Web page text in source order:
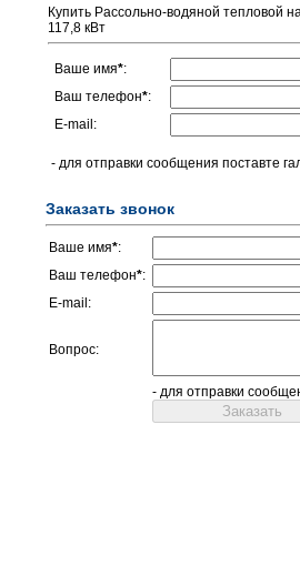
Купить Рассольно-водяной тепловой
117,8 кВт
Ваше имя*:
Ваш телефон*:
E-mail:
- для отправки сообщения поставте
Заказать звонок
Ваше имя*:
Ваш телефон*:
E-mail:
Вопрос:
- для отправки